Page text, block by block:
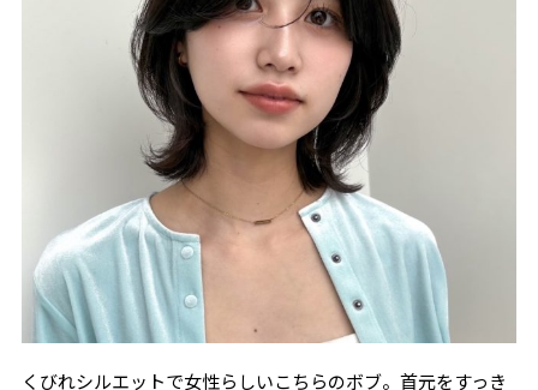
くびれシルエットで女性らしいこちらのボブ。首元をすっき